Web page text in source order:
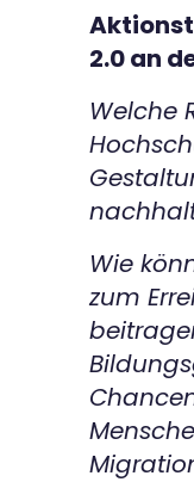
Über uns
Kontakt
2.0 an
Welche
Wie
zum